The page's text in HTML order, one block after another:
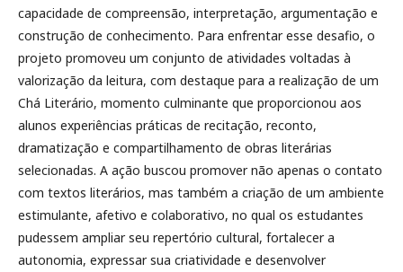
capacidade de compreensão, interpretação, argumentação e
construção de conhecimento. Para enfrentar esse desafio, o
projeto promoveu um conjunto de atividades voltadas à
valorização da leitura, com destaque para a realização de um
Chá Literário, momento culminante que proporcionou aos
alunos experiências práticas de recitação, reconto,
dramatização e compartilhamento de obras literárias
selecionadas. A ação buscou promover não apenas o contato
com textos literários, mas também a criação de um ambiente
estimulante, afetivo e colaborativo, no qual os estudantes
pudessem ampliar seu repertório cultural, fortalecer a
autonomia, expressar sua criatividade e desenvolver